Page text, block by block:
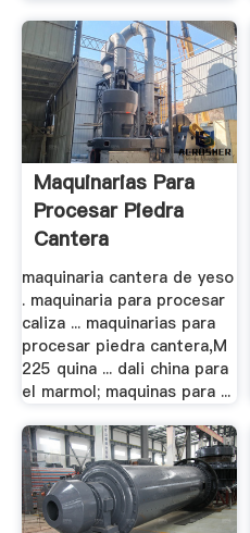
Maquinarias Para
Procesar Piedra
Cantera
maquinaria cantera de yeso
. maquinaria para procesar
caliza ... maquinarias para
procesar piedra cantera,M
225 quina ... dali china para
el marmol; maquinas para ...